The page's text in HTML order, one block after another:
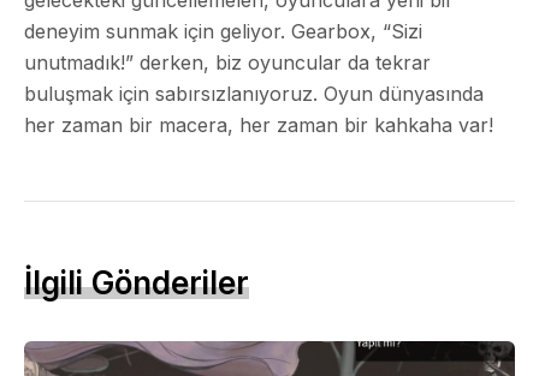
deneyim sunmak için geliyor. Gearbox, “Sizi
unutmadık!” derken, biz oyuncular da tekrar
buluşmak için sabırsızlanıyoruz. Oyun dünyasında
her zaman bir macera, her zaman bir kahkaha var!
İlgili Gönderiler